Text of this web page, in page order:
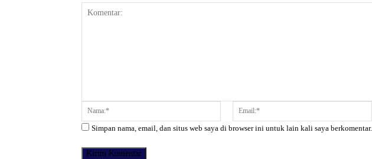
Komentar: Nama:*
Simpan nama, email, dan situs web saya di browser ini untuk lain kali saya berkomentar.